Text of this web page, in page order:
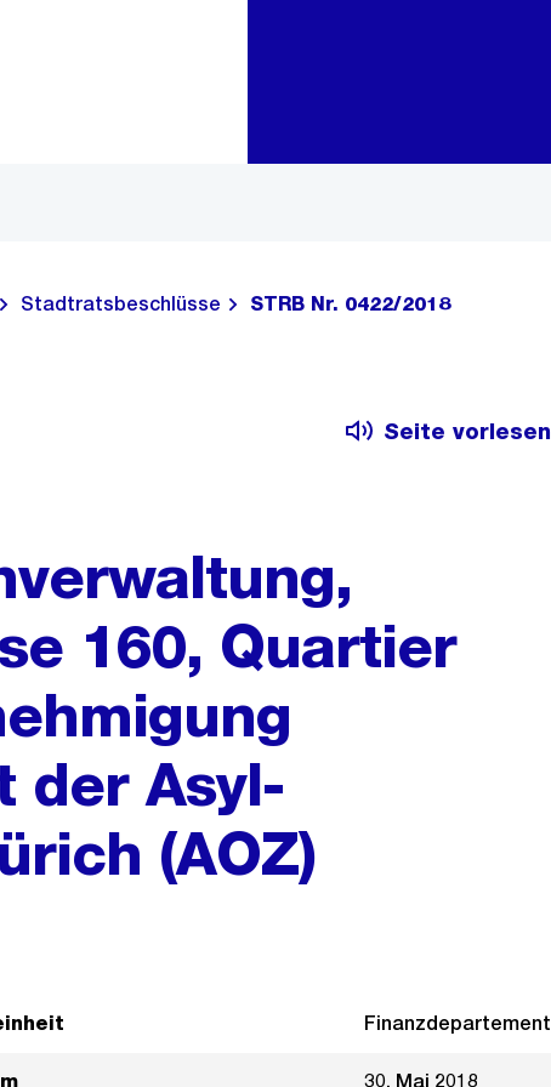
Stadtratsbeschlüsse STRB Nr. 0422/2018
Seite vorlesen
160, Quartier
der Asyl-
(AOZ)
Finanzdepartement
30. Mai 2018